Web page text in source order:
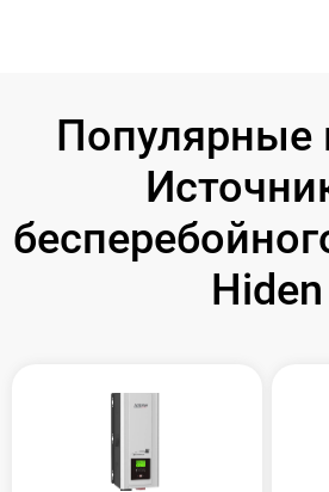
Популярные
Hiden